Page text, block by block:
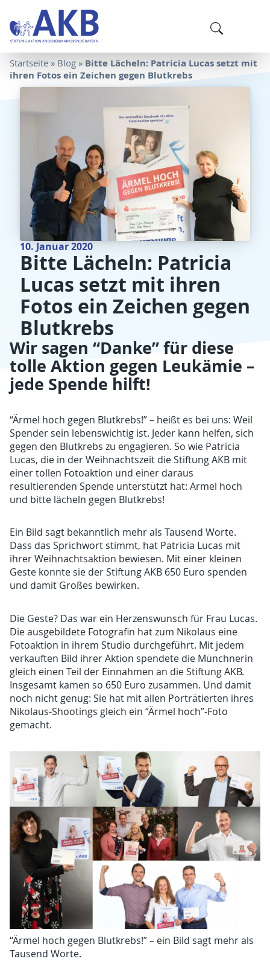
Startseite » Blog » Bitte Lächeln: Patricia Lucas setzt mit
ihren Fotos ein Zeichen gegen Blutkrebs
10. Januar 2020
Bitte Lächeln: Patricia
Lucas setzt mit ihren
Fotos ein Zeichen gegen
Blutkrebs
Wir sagen “Danke” für diese
tolle Aktion gegen Leukämie –
jede Spende hilft!
“Ärmel hoch gegen Blutkrebs!” – heißt es bei uns: Weil
Spender sein lebenswichtig ist. Jeder kann helfen, sich
gegen den Blutkrebs zu engagieren. So wie Patricia
Lucas, die in der Weihnachtszeit die Stiftung AKB mit
einer tollen Fotoaktion und einer daraus
resultierenden Spende unterstützt hat: Ärmel hoch
und bitte lächeln gegen Blutkrebs!
Ein Bild sagt bekanntlich mehr als Tausend Worte.
Dass das Sprichwort stimmt, hat Patricia Lucas mit
ihrer Weihnachtsaktion bewiesen. Mit einer kleinen
Geste konnte sie der Stiftung AKB 650 Euro spenden
und damit Großes bewirken.
Die Geste? Das war ein Herzenswunsch für Frau Lucas.
Die ausgebildete Fotografin hat zum Nikolaus eine
Fotoaktion in ihrem Studio durchgeführt. Mit jedem
verkauften Bild ihrer Aktion spendete die Münchnerin
gleich einen Teil der Einnahmen an die Stiftung AKB.
Insgesamt kamen so 650 Euro zusammen. Und damit
noch nicht genug: Sie hat mit allen Porträtierten ihres
Nikolaus-Shootings gleich ein “Ärmel hoch”-Foto
gemacht.
“Ärmel hoch gegen Blutkrebs!” – ein Bild sagt mehr als
Tausend Worte.